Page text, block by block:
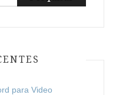
para Video